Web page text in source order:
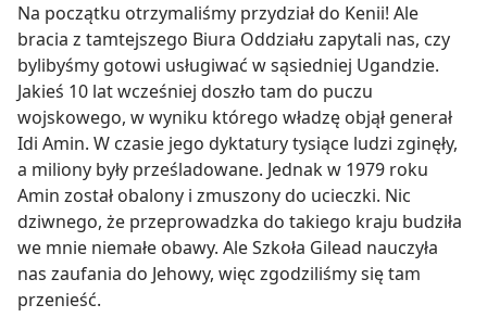
Na początku otrzymaliśmy przydział do Kenii! Ale
bracia z tamtejszego Biura Oddziału zapytali nas, czy
bylibyśmy gotowi usługiwać w sąsiedniej Ugandzie.
Jakieś 10 lat wcześniej doszło tam do puczu
wojskowego, w wyniku którego władzę objął generał
Idi Amin. W czasie jego dyktatury tysiące ludzi zginęły,
a miliony były prześladowane. Jednak w 1979 roku
Amin został obalony i zmuszony do ucieczki. Nic
dziwnego, że przeprowadzka do takiego kraju budziła
we mnie niemałe obawy. Ale Szkoła Gilead nauczyła
nas zaufania do Jehowy, więc zgodziliśmy się tam
przenieść.